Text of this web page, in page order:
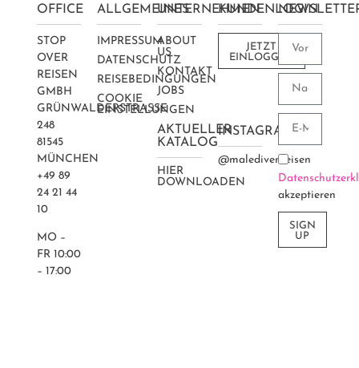
OFFICE
STOP
OVER
REISEN
GMBH
GRÜNWALDERSTRASSE 2
48
81545
MÜNCHEN
+49 89
24 21 44
10
MO –
FR 10:00
– 17:00
ALLGEMEINES
IMPRESSUM
DATENSCHUTZ
REISEBEDINGUNGEN
COOKIE
EINSTELLUNGEN
UNTERNEHMEN
ABOUT
US
KONTAKT
JOBS
AKTUELLER
KATALOG
HIER
DOWNLOADEN
KUNDENLOGIN
JETZT
EINLOGGEN
INSTAGRAM
@maledivenreisen
akzeptieren
SIGN
UP